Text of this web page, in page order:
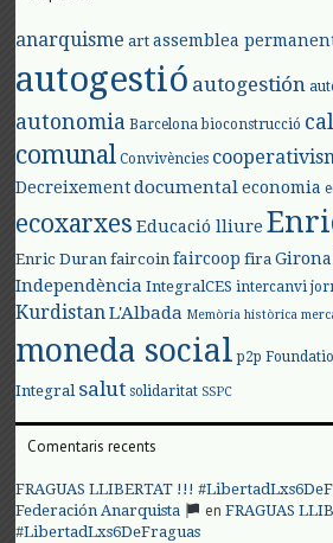
anarquisme art assemblea
autogestió autogestión
autonomia Barcelona bioconstrucció
comunal Convivències
Decreixement documental economia
ecoxarxes Educació lliure
Enric Duran faircoin faircoop fira Girona
Independència IntegralCES intercanvi
KurdistanL'Albada Memòria històrica
moneda social p2p
Integral salut solidaritat SSPC
Comentaris recents
FRAGUAS LLIBERTAT !!!
Federación Anarquista
enFRAGUAS
#LibertadLxs6DeFraguas